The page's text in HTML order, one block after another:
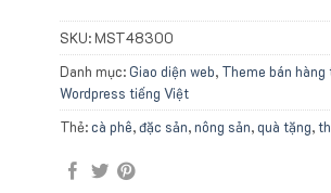
SKU: MST48300
Danh mục:Giao diện web, Theme bán
Wordpress tiếng Việt
Thẻ:cà phê,đặc sản,nông sản,quà tặng,